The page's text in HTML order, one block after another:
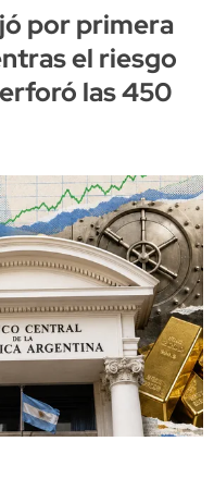
por primera
el riesgo
las 450